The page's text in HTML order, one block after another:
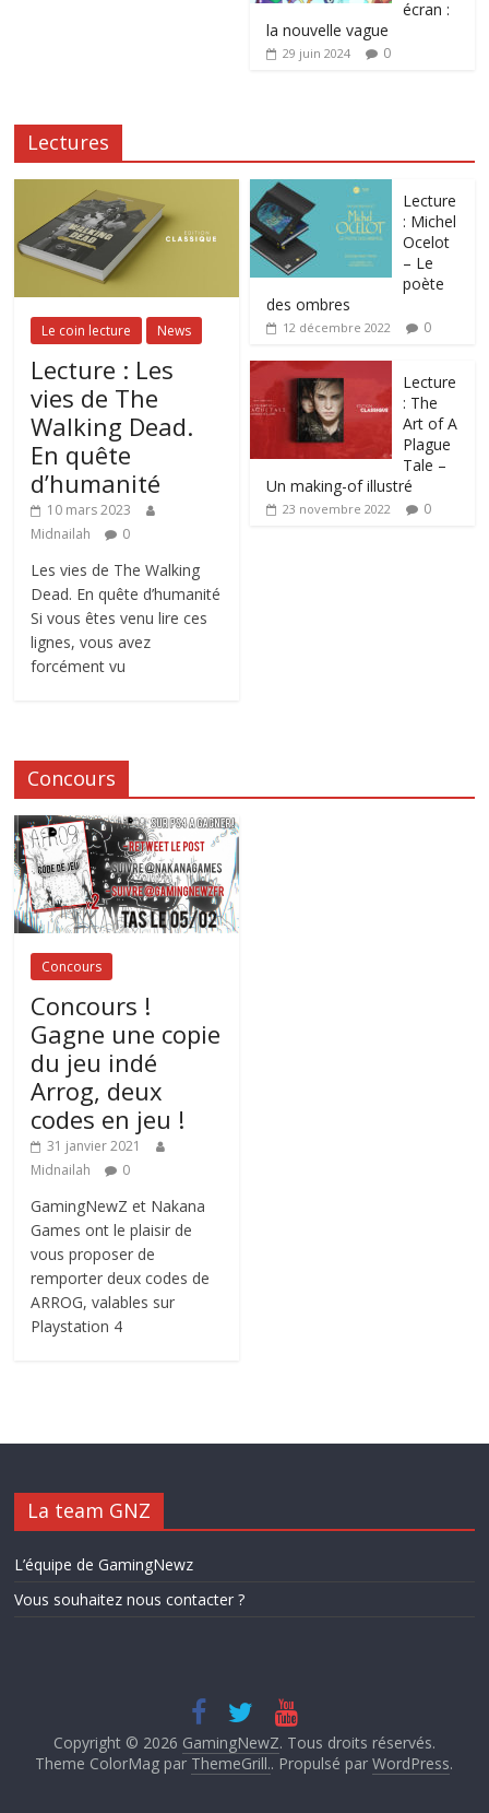
écran :
la nouvelle vague
29 juin 2024 0
Lectures
Le coin lecture News
Lecture : Les
vies de The
Walking Dead.
En quête
d’humanité
10 mars 2023
Midnailah
0
Les vies de The Walking
Dead. En quête d’humanité
Si vous êtes venu lire ces
lignes, vous avez
forcément vu
Lecture
: Michel
Ocelot
– Le
poète
des ombres
12 décembre 2022 0
Lecture
: The
Art of A
Plague
Tale –
Un making-of illustré
23 novembre 2022 0
Concours
Concours
Concours !
Gagne une copie
du jeu indé
Arrog, deux
codes en jeu !
31 janvier 2021
Midnailah
0
GamingNewZ et Nakana
Games ont le plaisir de
vous proposer de
remporter deux codes de
ARROG, valables sur
Playstation 4
La team GNZ
L’équipe de GamingNewz
Vous souhaitez nous contacter ?
Copyright © 2026 GamingNewZ. Tous droits réservés.
Theme ColorMag par ThemeGrill.. Propulsé parWordPress.